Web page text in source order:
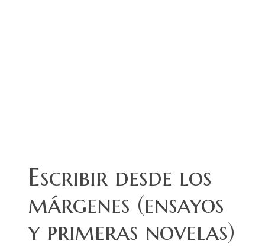
Escribir desde los
márgenes (ensayos
y primeras novelas)